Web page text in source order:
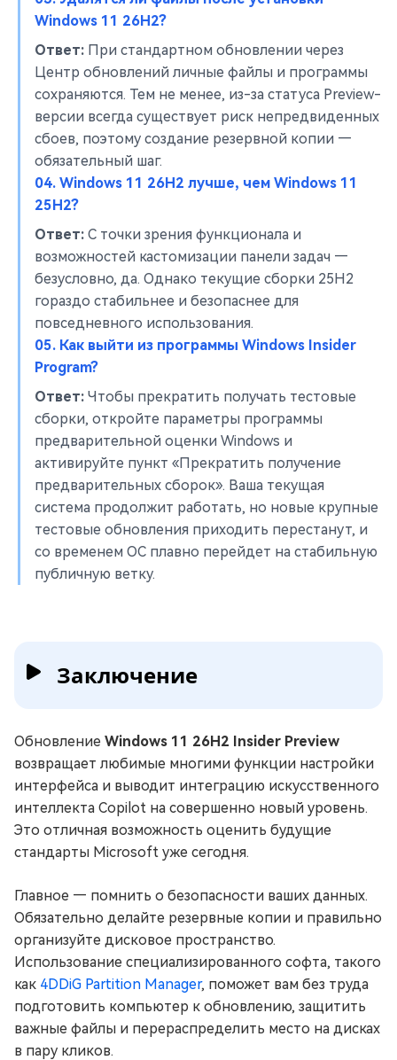
Windows 11 26H2?
Ответ: При стандартном обновлении через
Центр обновлений личные файлы и программы
сохраняются. Тем не менее, из-за статуса Preview-
версии всегда существует риск непредвиденных
сбоев, поэтому создание резервной копии —
обязательный шаг.
04. Windows 11 26H2 лучше, чем Windows 11
25H2?
Ответ: С точки зрения функционала и
возможностей кастомизации панели задач —
безусловно, да. Однако текущие сборки 25H2
гораздо стабильнее и безопаснее для
повседневного использования.
05. Как выйти из программы Windows Insider
Program?
Ответ: Чтобы прекратить получать тестовые
сборки, откройте параметры программы
предварительной оценки Windows и
активируйте пункт «Прекратить получение
предварительных сборок». Ваша текущая
система продолжит работать, но новые крупные
тестовые обновления приходить перестанут, и
со временем ОС плавно перейдет на стабильную
публичную ветку.
Заключение
Обновление Windows 11 26H2 Insider Preview
возвращает любимые многими функции настройки
интерфейса и выводит интеграцию искусственного
интеллекта Copilot на совершенно новый уровень.
Это отличная возможность оценить будущие
стандарты Microsoft уже сегодня.
Главное — помнить о безопасности ваших данных.
Обязательно делайте резервные копии и правильно
организуйте дисковое пространство.
Использование специализированного софта, такого
как 4DDiG Partition Manager, поможет вам без труда
подготовить компьютер к обновлению, защитить
важные файлы и перераспределить место на дисках
в пару кликов.